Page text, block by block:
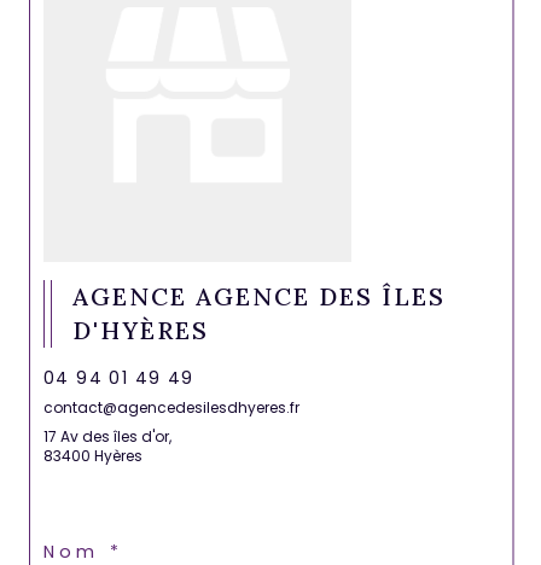
AGENCE AGENCE DES ÎLES
D'HYÈRES
04 94 01 49 49
contact@agencedesilesdhyeres.fr
17 Av des îles d'or,
83400 Hyères
Nom *